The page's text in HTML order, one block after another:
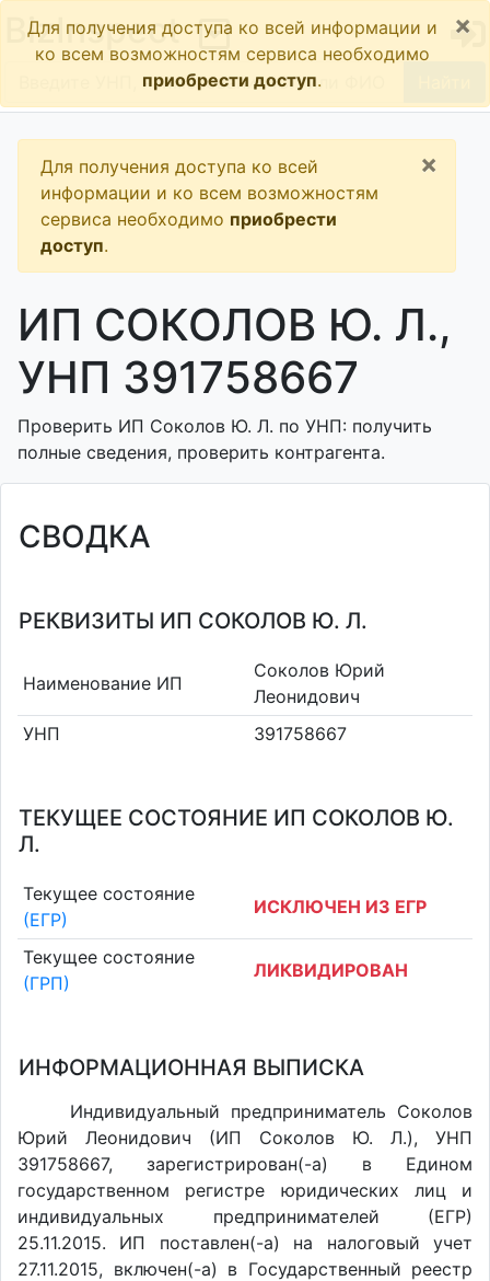
BizInspect
Для получения доступа ко всей информации и
ко всем возможностям сервиса необходимо
приобрести доступ.
×
Для получения доступа ко всей
информации и ко всем возможностям
сервиса необходимо приобрести
доступ.
×
ИП СОКОЛОВ Ю. Л.,
УНП 391758667
Проверить ИП Соколов Ю. Л. по УНП: получить
полные сведения, проверить контрагента.
СВОДКА
РЕКВИЗИТЫ ИП СОКОЛОВ Ю. Л.
Наименование ИП
Соколов Юрий
Леонидович
УНП
391758667
ТЕКУЩЕЕ СОСТОЯНИЕ ИП СОКОЛОВ Ю.
Л.
Текущее состояние
(ЕГР)
ИСКЛЮЧЕН ИЗ ЕГР
Текущее состояние
(ГРП)
ЛИКВИДИРОВАН
ИНФОРМАЦИОННАЯ ВЫПИСКА
Индивидуальный предприниматель Соколов
Юрий Леонидович (ИП Соколов Ю. Л.), УНП
391758667, зарегистрирован(-а) в Едином
государственном регистре юридических лиц и
индивидуальных предпринимателей (ЕГР)
25.11.2015. ИП поставлен(-a) на налоговый учет
27.11.2015, включен(-a) в Государственный реестр